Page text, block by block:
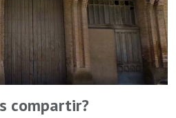
compartir?